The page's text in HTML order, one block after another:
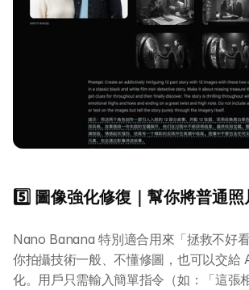
5️⃣ 圖像強化修復｜幫你將普通
Nano Banana 特別適合用來「拯救不好
你拍攝技術一般、不懂修圖，也可以交給
化。用戶只需輸入簡單指令（如：「這張